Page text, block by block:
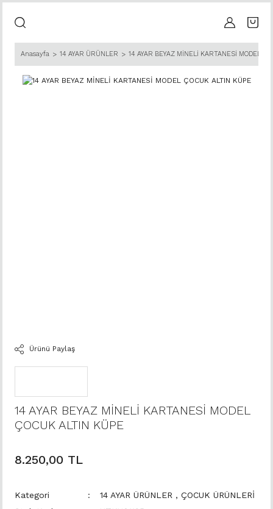
Anasayfa 14 AYAR ÜRÜNLER 14 AYAR BEYAZ MİNELİ KARTANESİ MODEL
Ürünü Paylaş
14 AYAR BEYAZ MİNELİ KARTANESİ MODEL
ÇOCUK ALTIN KÜPE
8.250,00 TL
Kategori 14 AYAR ÜRÜNLER , ÇOCUK ÜRÜNLERİ